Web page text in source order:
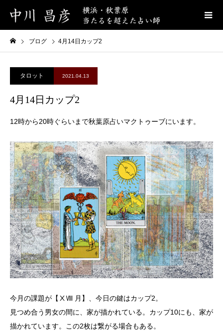
ブログ 4月14日カップ2
タロット 2021.04.13
4月14日カップ2
12時から20時ぐらいまで秋葉原占いマクトゥーブにいます。
今月の課題が【ⅩⅧ 月】、今日の鍵はカップ2。
見つめ合う男女の間に、家が描かれている。カップ10にも、家が
描かれています。この2枚は繋がる場合もある。